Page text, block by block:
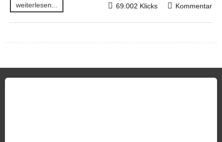
weiterlesen... Kommentar
69.002 Klicks